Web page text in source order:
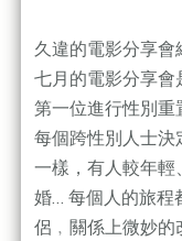
久違的電影分享會
七月的電影分享
第一位進行性別重
每個跨性別人士
一樣，有人較年
婚… 每個人的旅程
侶﹐關係上微妙的